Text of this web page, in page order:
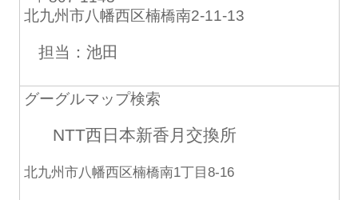
北九州市八幡西区楠橋南2-11-13
担当：池田
グーグルマップ検索
NTT西日本新香月交換所
北九州市八幡西区楠橋南1丁目8-16